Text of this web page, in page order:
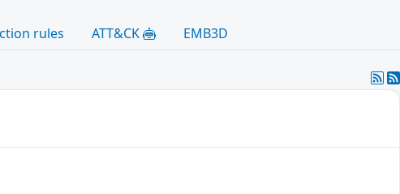
rules ATT&CK EMB3D